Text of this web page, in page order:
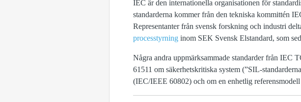
IEC är den internationella organisationen för
standarderna kommer från den tekniska kommittén
Representanter från svensk forskning och industri
processtyrning inom SEK Svensk Elstandard, som
Några andra uppmärksammade standarder från
61511 om säkerhetskritiska system (”SIL-
(IEC/IEEE 60802) och om en enhetlig